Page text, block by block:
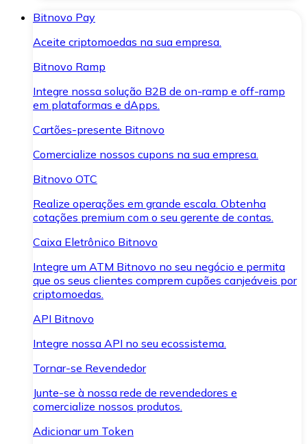
Bitnovo Pay
Aceite criptomoedas na sua empresa.
Bitnovo Ramp
Integre nossa solução B2B de on-ramp e off-ramp
em plataformas e dApps.
Cartões-presente Bitnovo
Comercialize nossos cupons na sua empresa.
Bitnovo OTC
Realize operações em grande escala. Obtenha
cotações premium com o seu gerente de contas.
Caixa Eletrônico Bitnovo
Integre um ATM Bitnovo no seu negócio e permita
que os seus clientes comprem cupões canjeáveis por
criptomoedas.
API Bitnovo
Integre nossa API no seu ecossistema.
Tornar-se Revendedor
Junte-se à nossa rede de revendedores e
comercialize nossos produtos.
Adicionar um Token